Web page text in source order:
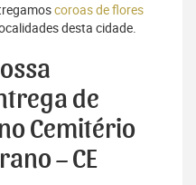
coroas de flores
desta cidade.
de
Cemitério
– CE